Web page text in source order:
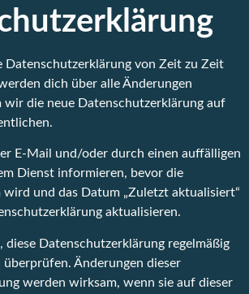
Datenschutzerklärung von Zeit zu Zeit
dich über alle Änderungen
wir die neue Datenschutzerklärung auf
E-Mail und/oder durch einen auffälligen
Dienst informieren, bevor die
und das Datum „Zuletzt aktualisiert“
aktualisieren.
diese Datenschutzerklärung regelmäßig
überprüfen. Änderungen dieser
werden wirksam, wenn sie auf dieser